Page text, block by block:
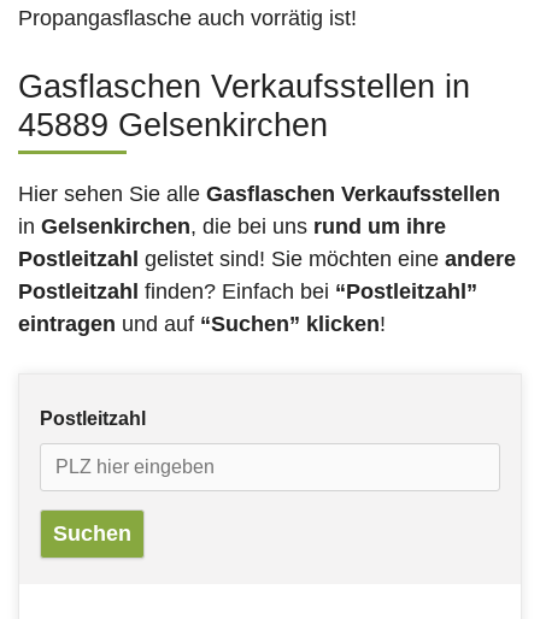
Propangasflasche auch vorrätig ist!
Gasflaschen Verkaufsstellen in
45889 Gelsenkirchen
Hier sehen Sie alle Gasflaschen Verkaufsstellen
in Gelsenkirchen, die bei uns rund um ihre
Postleitzahl gelistet sind! Sie möchten eine andere
Postleitzahl finden? Einfach bei “Postleitzahl”
eintragen und auf “Suchen” klicken!
Postleitzahl